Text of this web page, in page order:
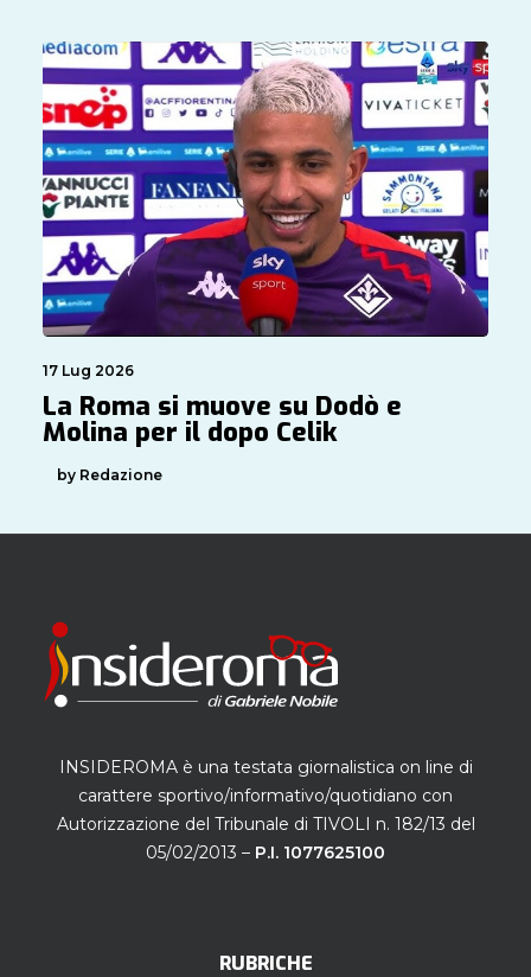
17 Lug 2026
La Roma si muove su Dodò e
Molina per il dopo Celik
by Redazione
INSIDEROMA è una testata giornalistica on line di
carattere sportivo/informativo/quotidiano con
Autorizzazione del Tribunale di TIVOLI n. 182/13 del
05/02/2013 – P.I. 1077625100
RUBRICHE